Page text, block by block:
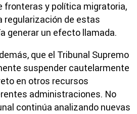
fronteras y política migratoria,
regularización de estas
generar un efecto llamada.
que el Tribunal Supremo
suspender cautelarmente
en otros recursos
administraciones. No
continúa analizando nuevas